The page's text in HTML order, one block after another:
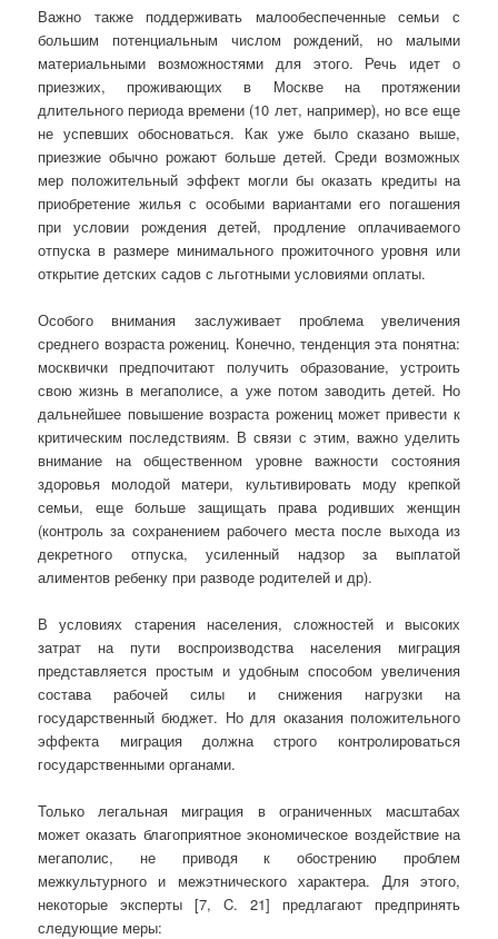
Важно также поддерживать малообеспеченные семьи с
большим потенциальным числом рождений, но малыми
материальными возможностями для этого. Речь идет о
приезжих, проживающих в Москве на протяжении
длительного периода времени (10 лет, например), но все еще
не успевших обосноваться. Как уже было сказано выше,
приезжие обычно рожают больше детей. Среди возможных
мер положительный эффект могли бы оказать кредиты на
приобретение жилья с особыми вариантами его погашения
при условии рождения детей, продление оплачиваемого
отпуска в размере минимального прожиточного уровня или
открытие детских садов с льготными условиями оплаты.
Особого внимания заслуживает проблема увеличения
среднего возраста рожениц. Конечно, тенденция эта понятна:
москвички предпочитают получить образование, устроить
свою жизнь в мегаполисе, а уже потом заводить детей. Но
дальнейшее повышение возраста рожениц может привести к
критическим последствиям. В связи с этим, важно уделить
внимание на общественном уровне важности состояния
здоровья молодой матери, культивировать моду крепкой
семьи, еще больше защищать права родивших женщин
(контроль за сохранением рабочего места после выхода из
декретного отпуска, усиленный надзор за выплатой
алиментов ребенку при разводе родителей и др).
В условиях старения населения, сложностей и высоких
затрат на пути воспроизводства населения миграция
представляется простым и удобным способом увеличения
состава рабочей силы и снижения нагрузки на
государственный бюджет. Но для оказания положительного
эффекта миграция должна строго контролироваться
государственными органами.
Только легальная миграция в ограниченных масштабах
может оказать благоприятное экономическое воздействие на
мегаполис, не приводя к обострению проблем
межкультурного и межэтнического характера. Для этого,
некоторые эксперты [7, C. 21] предлагают предпринять
следующие меры: